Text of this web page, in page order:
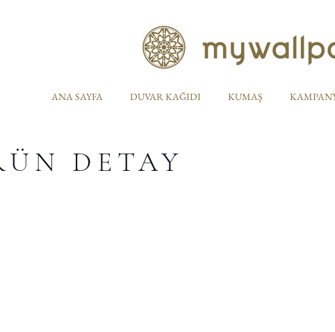
ANA SAYFA DUVAR KAĞIDI KUMAŞ
DETAY